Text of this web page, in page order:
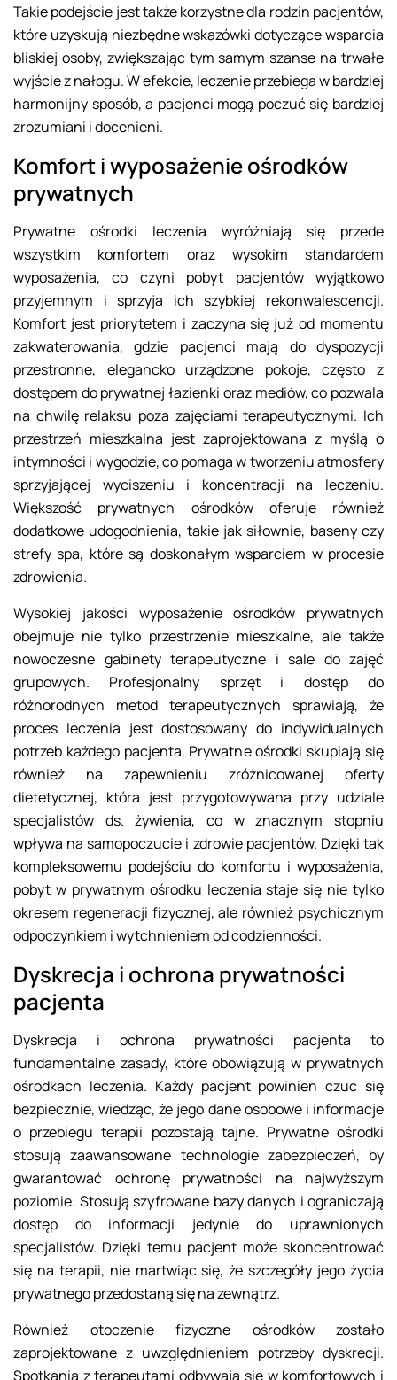
Takie podejście jest także korzystne dla rodzin pacjentów,
które uzyskują niezbędne wskazówki dotyczące wsparcia
bliskiej osoby, zwiększając tym samym szanse na trwałe
wyjście z nałogu. W efekcie, leczenie przebiega w bardziej
harmonijny sposób, a pacjenci mogą poczuć się bardziej
zrozumiani i docenieni.
Komfort i wyposażenie ośrodków
prywatnych
Prywatne ośrodki leczenia wyróżniają się przede
wszystkim komfortem oraz wysokim standardem
wyposażenia, co czyni pobyt pacjentów wyjątkowo
przyjemnym i sprzyja ich szybkiej rekonwalescencji.
Komfort jest priorytetem i zaczyna się już od momentu
zakwaterowania, gdzie pacjenci mają do dyspozycji
przestronne, elegancko urządzone pokoje, często z
dostępem do prywatnej łazienki oraz mediów, co pozwala
na chwilę relaksu poza zajęciami terapeutycznymi. Ich
przestrzeń mieszkalna jest zaprojektowana z myślą o
intymności i wygodzie, co pomaga w tworzeniu atmosfery
sprzyjającej wyciszeniu i koncentracji na leczeniu.
Większość prywatnych ośrodków oferuje również
dodatkowe udogodnienia, takie jak siłownie, baseny czy
strefy spa, które są doskonałym wsparciem w procesie
zdrowienia.
Wysokiej jakości wyposażenie ośrodków prywatnych
obejmuje nie tylko przestrzenie mieszkalne, ale także
nowoczesne gabinety terapeutyczne i sale do zajęć
grupowych. Profesjonalny sprzęt i dostęp do
różnorodnych metod terapeutycznych sprawiają, że
proces leczenia jest dostosowany do indywidualnych
potrzeb każdego pacjenta. Prywatne ośrodki skupiają się
również na zapewnieniu zróżnicowanej oferty
dietetycznej, która jest przygotowywana przy udziale
specjalistów ds. żywienia, co w znacznym stopniu
wpływa na samopoczucie i zdrowie pacjentów. Dzięki tak
kompleksowemu podejściu do komfortu i wyposażenia,
pobyt w prywatnym ośrodku leczenia staje się nie tylko
okresem regeneracji fizycznej, ale również psychicznym
odpoczynkiem i wytchnieniem od codzienności.
Dyskrecja i ochrona prywatności
pacjenta
Dyskrecja i ochrona prywatności pacjenta to
fundamentalne zasady, które obowiązują w prywatnych
ośrodkach leczenia. Każdy pacjent powinien czuć się
bezpiecznie, wiedząc, że jego dane osobowe i informacje
o przebiegu terapii pozostają tajne. Prywatne ośrodki
stosują zaawansowane technologie zabezpieczeń, by
gwarantować ochronę prywatności na najwyższym
poziomie. Stosują szyfrowane bazy danych i ograniczają
dostęp do informacji jedynie do uprawnionych
specjalistów. Dzięki temu pacjent może skoncentrować
się na terapii, nie martwiąc się, że szczegóły jego życia
prywatnego przedostaną się na zewnątrz.
Również otoczenie fizyczne ośrodków zostało
zaprojektowane z uwzględnieniem potrzeby dyskrecji.
Spotkania z terapeutami odbywają się w komfortowych i